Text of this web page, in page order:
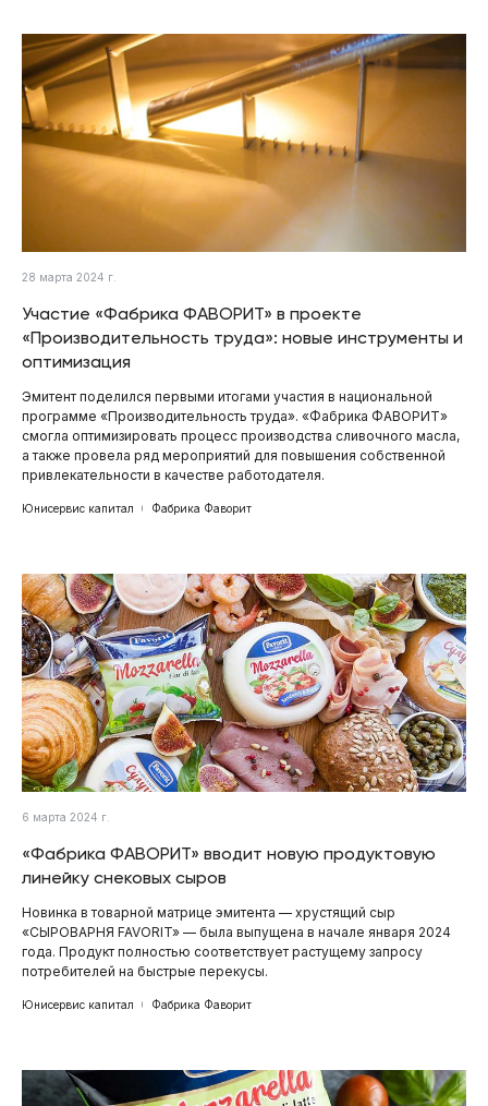
28 марта 2024 г.
Участие «Фабрика ФАВОРИТ» в проекте
«Производительность труда»: новые инструменты и
оптимизация
Эмитент поделился первыми итогами участия в национальной
программе «Производительность труда». «Фабрика ФАВОРИТ»
смогла оптимизировать процесс производства сливочного масла,
а также провела ряд мероприятий для повышения собственной
привлекательности в качестве работодателя.
Юнисервис капитал Фабрика Фаворит
6 марта 2024 г.
«Фабрика ФАВОРИТ» вводит новую продуктовую
линейку снековых сыров
Новинка в товарной матрице эмитента — хрустящий сыр
«СЫРОВАРНЯ FAVORIT» — была выпущена в начале января 2024
года. Продукт полностью соответствует растущему запросу
потребителей на быстрые перекусы.
Юнисервис капитал Фабрика Фаворит